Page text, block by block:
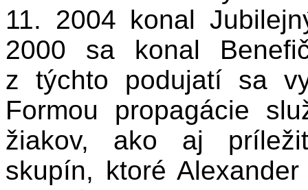
11. 2004 konal
2000 sa konal
z týchto podujatí sa
Formou propagácie
žiakov, ako aj
skupín, ktoré